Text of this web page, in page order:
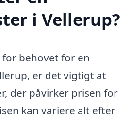
i Vellerup?
behovet for en
er det vigtigt at
der påvirker prisen for
kan variere alt efter